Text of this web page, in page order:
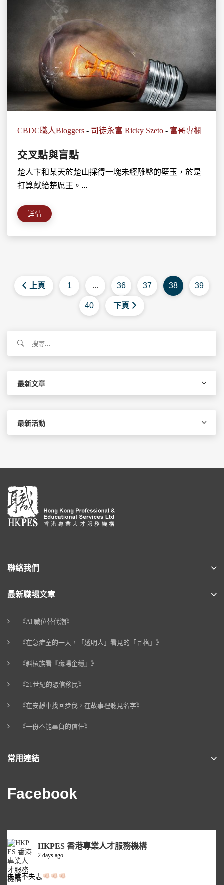
CBDC職人Bloggers - 司徒永富 Ricky Szeto - 富哥專欄
交叉點與盲點
楚人卞和某天於楚山採得一塊未經雕鑿的壁玉，於是
打算獻給楚厲王。...
詳情
上頁 1 ... 36 37 38 39
40 下頁
關
最新文章
最新活動
聯絡我們
最新職場文章
《AI 職位替代潮》
《在急症室的一天，「透明人」看見的「品格」》
《斜槓族看『職場企穩』》
《21世紀的憑信移民》
《在安靜中找回步伐，在故事裡聽見名字》
《一份不能辜負的信任》
常用連結
Facebook
HKPES 香港專業人才服務機構
2 days ago
失業不失志